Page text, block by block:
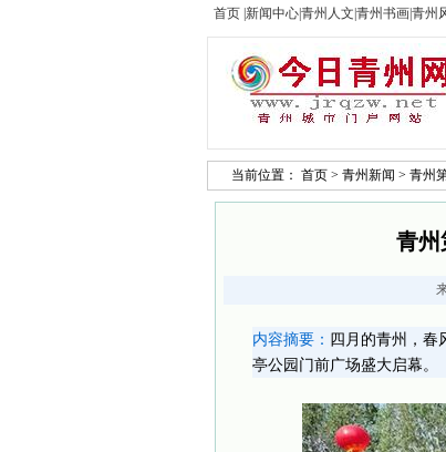
首页 新闻中心青州人文 青州书画青州
当前位置： 首页 > 青州新闻 > 青州
青州
内容摘要： 四月的青州，春
亭公园门前广场盛大启幕。